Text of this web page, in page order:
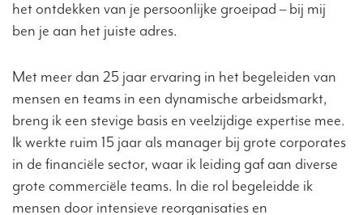
het ontdekken van je persoonlijke groeipad – bij mij
ben je aan het juiste adres.
Met meer dan 25 jaar ervaring in het begeleiden van
mensen en teams in een dynamische arbeidsmarkt,
breng ik een stevige basis en veelzijdige expertise mee.
Ik werkte ruim 15 jaar als manager bij grote corporates
in de financiële sector, waar ik leiding gaf aan diverse
grote commerciële teams. In die rol begeleidde ik
mensen door intensieve reorganisaties en